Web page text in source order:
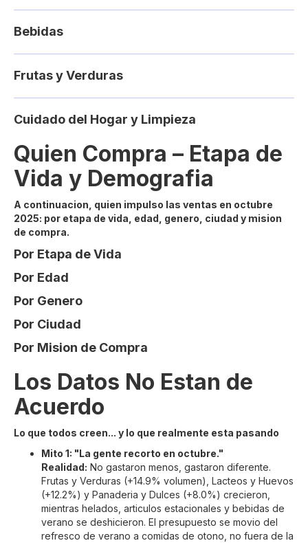
Bebidas
Frutas y Verduras
Cuidado del Hogar y Limpieza
Quien Compra – Etapa de
Vida y Demografia
A continuacion, quien impulso las ventas en octubre
2025: por etapa de vida, edad, genero, ciudad y mision
de compra.
Por Etapa de Vida
Por Edad
Por Genero
Por Ciudad
Por Mision de Compra
Los Datos No Estan de
Acuerdo
Lo que todos creen... y lo que realmente esta pasando
Mito 1: "La gente recorto en octubre."
Realidad: No gastaron menos, gastaron diferente.
Frutas y Verduras (+14.9% volumen), Lacteos y Huevos
(+12.2%) y Panaderia y Dulces (+8.0%) crecieron,
mientras helados, articulos estacionales y bebidas de
verano se deshicieron. El presupuesto se movio del
refresco de verano a comidas de otono, no fuera de la